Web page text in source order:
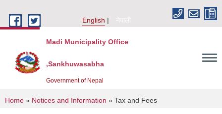
English
नेपाली
Madi Municipality Office
,Sankhuwasabha
Government of Nepal
You are here
Home » Notices and Information » Tax and Fees